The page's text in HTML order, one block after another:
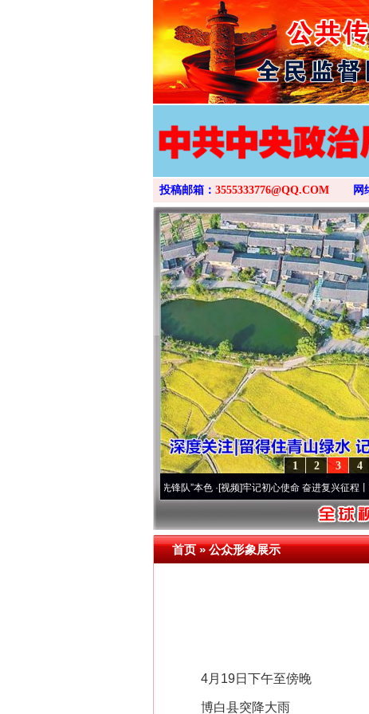
投稿邮箱： 3555333776@QQ.COM 网
4
3
2
1
·[视频]牢记初心使命 奋进复兴征程丨宝塔山下好光景..
首页»公众形象展示
4月19日下午至傍晚
博白县突降大雨